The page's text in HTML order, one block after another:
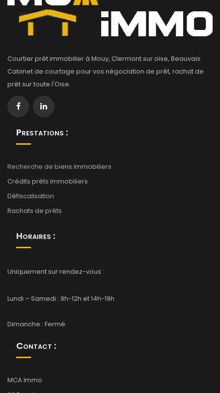
Courtier prêt immobilier à Mouy, Clermont sur oise, Beauvais.
Cabinet de courtage pour vos négociation de prêt, rachat de
prêt sur toute l'Oise.
Prestations :
Recherche de biens immobiliers
Crédits prêts immobiliers
Défiscalisation
Rachats de prêts
Horaires :
Uniquement sur rendez-vous :
Lundi – Samedi : 9h-12h et 14h-19h
Dimanche : Fermé
Contact :
MCA Immo